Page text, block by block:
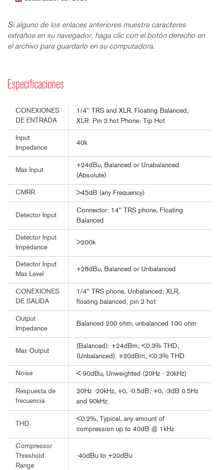
Si alguno de los enlaces anteriores muestra caracteres
extraños en su navegador, haga clic con el botón derecho en
el archivo para guardarlo en su computadora.
Especificaciones
CONEXIONES
DE ENTRADA
1/4" TRS and XLR, Floating Balanced;
XLR: Pin 2 hot Phone: Tip Hot
Input
Impedance
40k
Max Input
+24dBu, Balanced or Unabalanced
(Absolute)
CMRR >45dB (any Frequency)
Detector Input
Connector: 14" TRS phone, Floating
Balanced
Detector Input
Impedance
>200k
Detector Input
Max Level
+28dBu, Balanced or Unbalanced
CONEXIONES
DE SALIDA
1/4" TRS phone, Unbalanced; XLR,
floating balanced; pin 2 hot
Output
Impedance
Balanced 200 ohm, unbalanced 100 ohm
Max Output
(Balanced): +24dBm; <0.3% THD;
(Unbalanced): +20dBm; <0.3% THD
Noise <-90dBu, Unweighted (20Hz - 20kHz)
Respuesta de
frecuencia
20Hz -20kHz, +0, -0.5dB; +0, -3dB 0.5Hz
and 90kHz.
THD
<0.2%, Typical, any amount of
compression up to 40dB @ 1kHz
Compressor
Threshold
Range
-40dBu to +20dBu